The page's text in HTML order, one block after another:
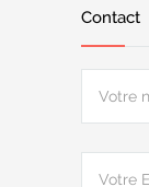
Contact